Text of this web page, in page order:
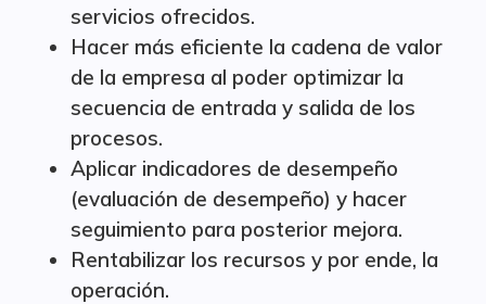
servicios ofrecidos.
Hacer más eficiente la cadena de valor
de la empresa al poder optimizar la
secuencia de entrada y salida de los
procesos.
Aplicar indicadores de desempeño
(evaluación de desempeño) y hacer
seguimiento para posterior mejora.
Rentabilizar los recursos y por ende, la
operación.